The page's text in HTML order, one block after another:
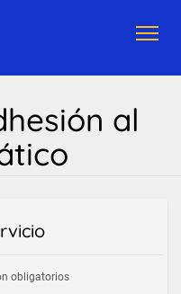
al
obligatorios